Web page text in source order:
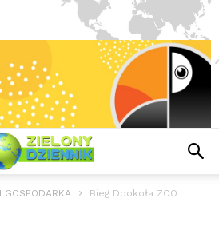
GOSPODARKA Bieg Dookoła ZOO